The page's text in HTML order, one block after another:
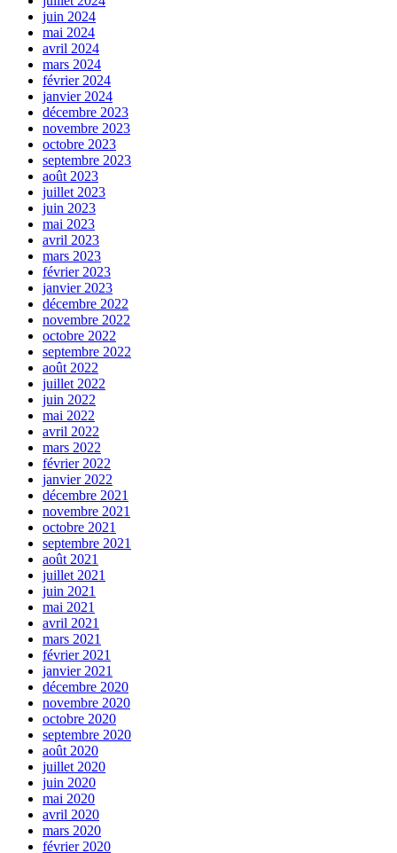
juin 2024
mai 2024
avril 2024
mars 2024
février 2024
janvier 2024
décembre 2023
novembre 2023
octobre 2023
septembre 2023
août 2023
juillet 2023
juin 2023
mai 2023
avril 2023
mars 2023
février 2023
janvier 2023
décembre 2022
novembre 2022
octobre 2022
septembre 2022
août 2022
juillet 2022
juin 2022
mai 2022
avril 2022
mars 2022
février 2022
janvier 2022
décembre 2021
novembre 2021
octobre 2021
septembre 2021
août 2021
juillet 2021
juin 2021
mai 2021
avril 2021
mars 2021
février 2021
janvier 2021
décembre 2020
novembre 2020
octobre 2020
septembre 2020
août 2020
juillet 2020
juin 2020
mai 2020
avril 2020
mars 2020
février 2020